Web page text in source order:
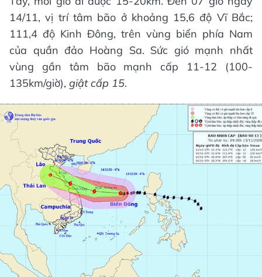
14/11, vị trí tâm bão ở khoảng 15,6 độ Vĩ Bắc;
111,4 độ Kinh Đông, trên vùng biển phía Nam
của quần đảo Hoàng Sa. Sức gió mạnh nhất
vùng gần tâm bão mạnh cấp 11-12 (100-
135km/giờ), giật cấp 15.